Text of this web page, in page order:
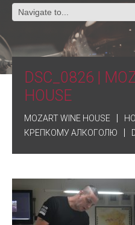
DSC_0826 |
HOUSE
MOZART WINE HOUSE
КРЕПКОМУ АЛКОГОЛЮ